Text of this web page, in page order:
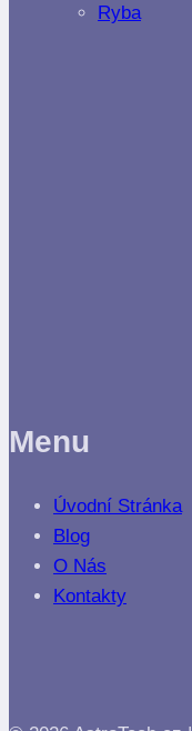
Ryba
Menu
Úvodní Stránka
Blog
O Nás
Kontakty